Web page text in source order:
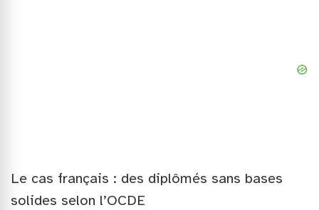
Le cas français : des diplômés sans bases
solides selon l’OCDE